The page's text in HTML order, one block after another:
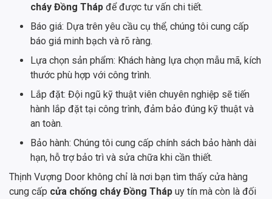
cháy Đồng Tháp để được tư vấn chi tiết.
Báo giá: Dựa trên yêu cầu cụ thể, chúng tôi cung cấp
báo giá minh bạch và rõ ràng.
Lựa chọn sản phẩm: Khách hàng lựa chọn mẫu mã, kích
thước phù hợp với công trình.
Lắp đặt: Đội ngũ kỹ thuật viên chuyên nghiệp sẽ tiến
hành lắp đặt tại công trình, đảm bảo đúng kỹ thuật và
an toàn.
Bảo hành: Chúng tôi cung cấp chính sách bảo hành dài
hạn, hỗ trợ bảo trì và sửa chữa khi cần thiết.
Thịnh Vượng Door không chỉ là nơi bạn tìm thấy cửa hàng
cung cấp cửa chống cháy Đồng Tháp uy tín mà còn là đối